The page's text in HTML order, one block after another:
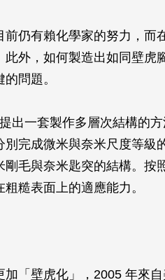
前仍有賴化學家的努力，而
此外，如何製造出如同壁虎
問題。
出一套製作多層次結構的
別完成微米與奈米尺度等級
剛毛與奈米匙突的結構。按
糙表面上的適應能力。
加「壁虎化」，2005 年來